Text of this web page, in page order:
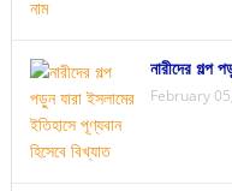
নারীদের গল্প
February